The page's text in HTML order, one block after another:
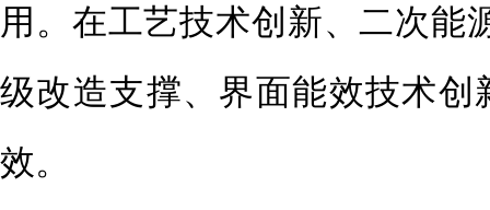
用。在工艺技术创新、二次能
级改造支撑、界面能效技术
效。